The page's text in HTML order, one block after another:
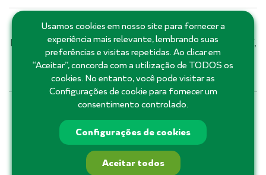
Matriz: Salvador - Bahia - Brasil | Filiais e escritórios:
Distrito Federal, Goiás, Minas Gerais, Pernambuco, Piauí,
Rio de Janeiro, Rio Grande do Norte, Roraima, Santa
Catarina, São Paulo e Ceará.
Usamos cookies em nosso site para fornecer a
experiência mais relevante, lembrando suas
preferências e visitas repetidas. Ao clicar em
“Aceitar”, concorda com a utilização de TODOS os
cookies. No entanto, você pode visitar as
Configurações de cookie para fornecer um
consentimento controlado.
Configurações de cookies
Aceitar todos